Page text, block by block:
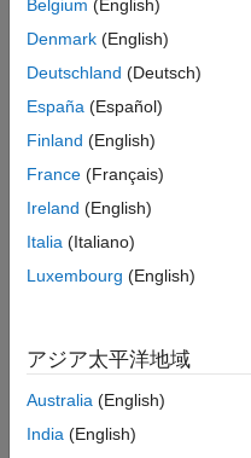
Toolbox™ product and the
LTE Downlink Channel
This example shows how
frame worth of data, pass
perform channel
Featured
LTE Downlink Channel
Use the LTE Toolbox™ to
through a fading channel
and equalized frame.
Belgium (English)
Denmark (English)
Deutschland (Deutsch)
España (Español)
Finland (English)
France (Français)
Ireland (English)
Italia (Italiano)
Luxembourg (English)
アジア太平洋地域
Australia (English)
India (English)